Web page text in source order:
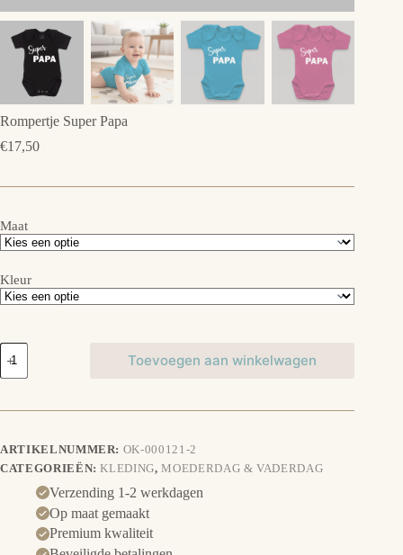
Rompertje Super Papa
€17,50
Maat
Kleur
Rompertje
Super
Papa
Toevoegen aan winkelwagen
ARTIKELNUMMER: OK-000121-2
CATEGORIEËN:KLEDING,MOEDERDAG & VADERDAG
Verzending 1-2 werkdagen
Op maat gemaakt
Premium kwaliteit